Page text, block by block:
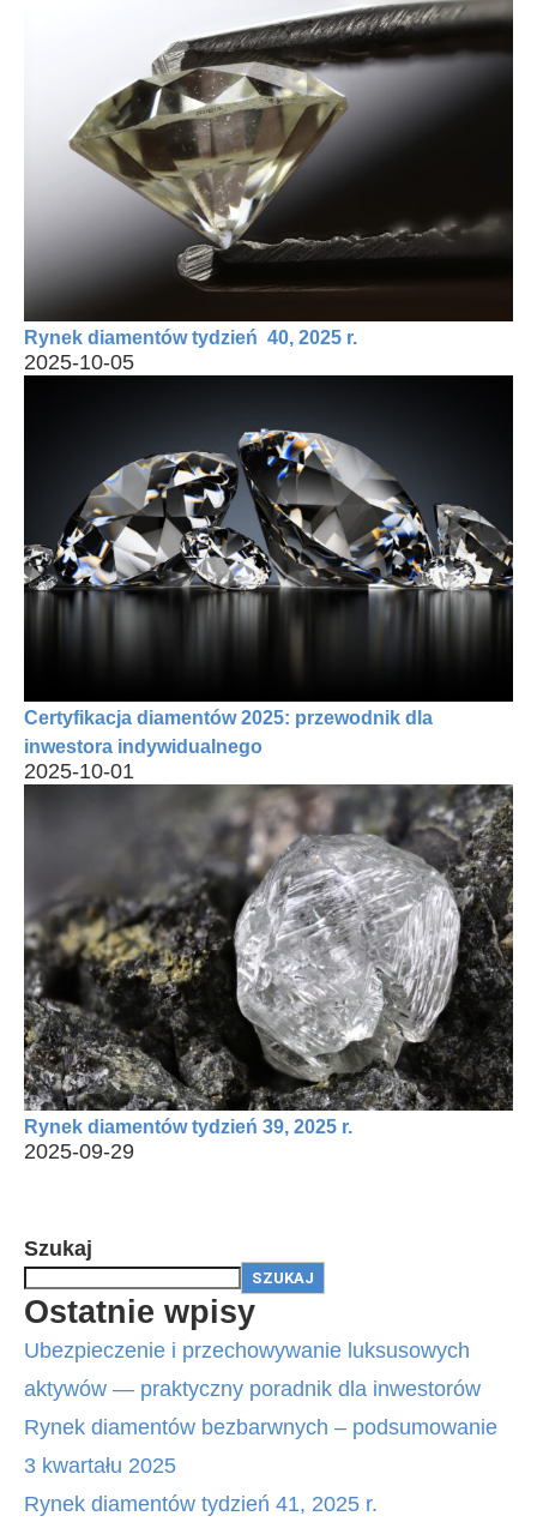
Rynek diamentów tydzień 40, 2025 r.
2025-10-05
Certyfikacja diamentów 2025: przewodnik dla
inwestora indywidualnego
2025-10-01
Rynek diamentów tydzień 39, 2025 r.
2025-09-29
Szukaj
SZUKAJ
Ostatnie wpisy
Ubezpieczenie i przechowywanie luksusowych
aktywów — praktyczny poradnik dla inwestorów
Rynek diamentów bezbarwnych – podsumowanie
3 kwartału 2025
Rynek diamentów tydzień 41, 2025 r.